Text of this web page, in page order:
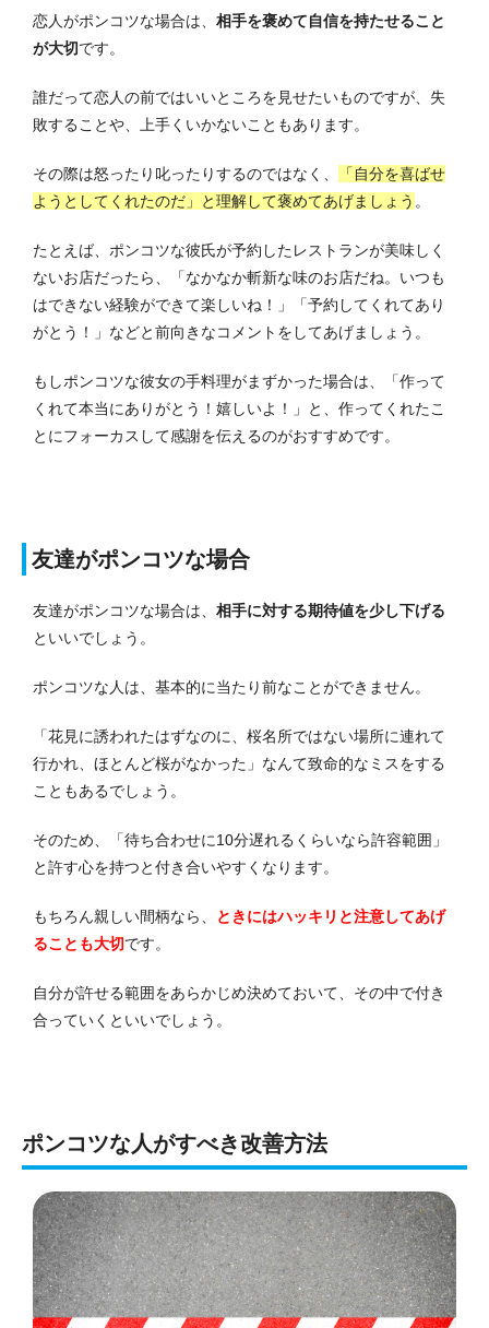
恋人がポンコツな場合は、 相手を褒めて自信を持たせること
が大切です。
誰だって恋人の前ではいいところを見せたいものですが、失
敗することや、上手くいかないこともあります。
その際は怒ったり叱ったりするのではなく、
「自分を喜ばせ
ようとしてくれたのだ」と理解して褒めてあげましょう 。
たとえば、ポンコツな彼氏が予約したレストランが美味しく
ないお店だったら、「なかなか斬新な味のお店だね。いつも
はできない経験ができて楽しいね！」「予約してくれてあり
がとう！」などと前向きなコメントをしてあげましょう。
もしポンコツな彼女の手料理がまずかった場合は、「作って
くれて本当にありがとう！嬉しいよ！」と、作ってくれたこ
とにフォーカスして感謝を伝えるのがおすすめです。
友達がポンコツな場合
友達がポンコツな場合は、 相手に対する期待値を少し下げる
といいでしょう。
ポンコツな人は、基本的に当たり前なことができません。
「花見に誘われたはずなのに、桜名所ではない場所に連れて
行かれ、ほとんど桜がなかった」なんて致命的なミスをする
こともあるでしょう。
そのため、「待ち合わせに10分遅れるくらいなら許容範囲」
と許す心を持つと付き合いやすくなります。
もちろん親しい間柄なら、
ときにはハッキリと注意してあげ
ることも大切です。
自分が許せる範囲をあらかじめ決めておいて、その中で付き
合っていくといいでしょう。
ポンコツな人がすべき改善方法